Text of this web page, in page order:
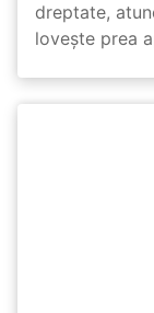
dreptate,
lovește prea